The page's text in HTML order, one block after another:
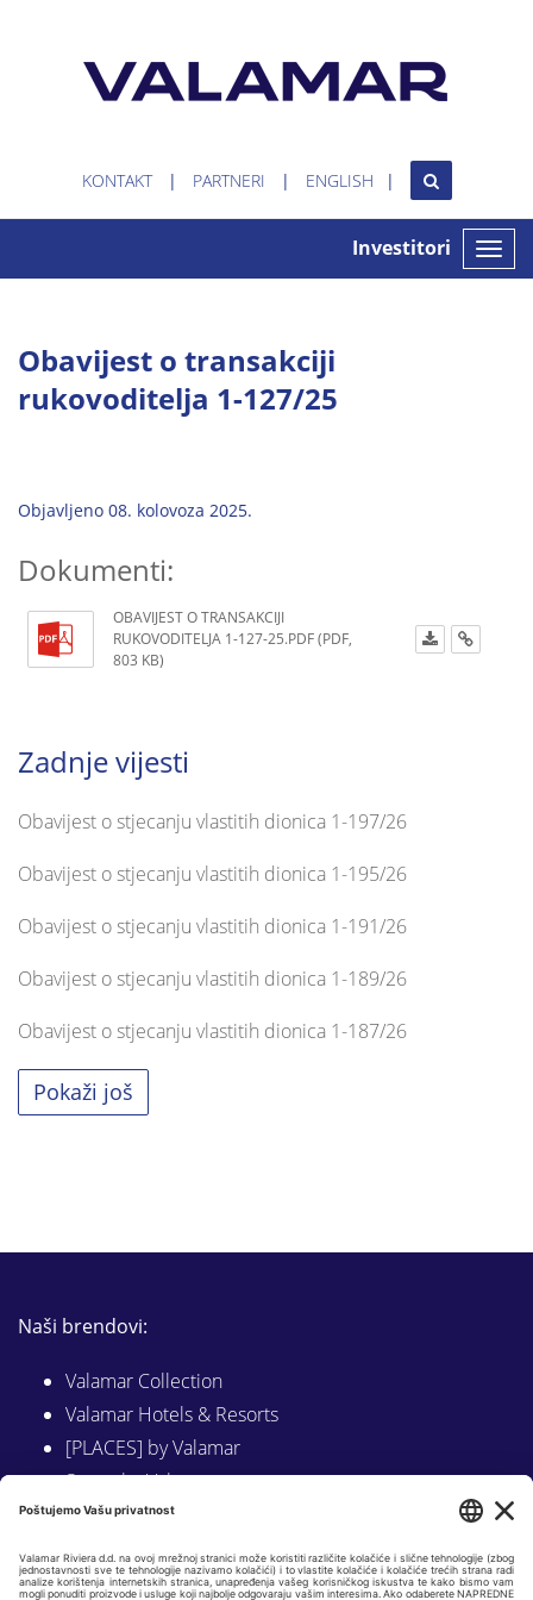
KONTAKT PARTNERI ENGLISH
Toggle
Investitori
Obavijest o transakciji
rukovoditelja 1-127/25
Objavljeno 08. kolovoza 2025.
Dokumenti:
OBAVIJEST O TRANSAKCIJI
RUKOVODITELJA 1-127-25.PDF (PDF,
803 KB)
Zadnje vijesti
Obavijest o stjecanju vlastitih dionica 1-197/26
Obavijest o stjecanju vlastitih dionica 1-195/26
Obavijest o stjecanju vlastitih dionica 1-191/26
Obavijest o stjecanju vlastitih dionica 1-189/26
Obavijest o stjecanju vlastitih dionica 1-187/26
Pokaži još
Naši brendovi:
Valamar Collection
Valamar Hotels & Resorts
[PLACES] by Valamar
Sunny by Valamar
Valamar Camping
Istraži na Valamar.com